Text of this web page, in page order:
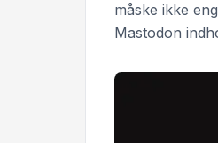
måske ikke
Mastodon